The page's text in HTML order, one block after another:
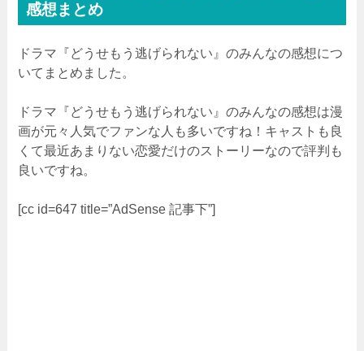
感想まとめ
ドラマ『どうせもう逃げられない』のみんなの感想につ
いてまとめました。
ドラマ『どうせもう逃げられない』のみんなの感想は漫
画が元々人気でファンな人も多いですね！キャストも良
くて最近あまりない恋愛だけのストーリーなので評判も
良いですね。
[cc id=647 title=”AdSense 記事下”]